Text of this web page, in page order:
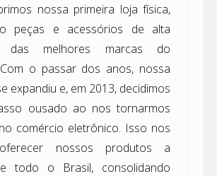
nossa primeira loja física,
peças e acessórios de alta
das melhores marcas do
o passar dos anos, nossa
expandiu e, em 2013, decidimos
ousado ao nos tornarmos
comércio eletrônico. Isso nos
nossos produtos a
todo o Brasil, consolidando